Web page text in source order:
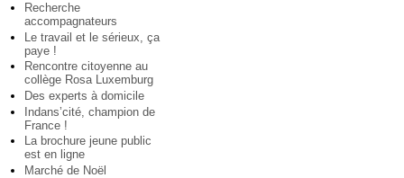
Recherche
accompagnateurs
Le travail et le sérieux, ça
paye !
Rencontre citoyenne au
collège Rosa Luxemburg
Des experts à domicile
Indans’cité, champion de
France !
La brochure jeune public
est en ligne
Marché de Noël